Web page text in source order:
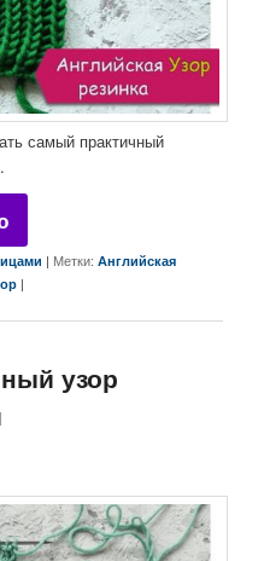
самый практичный
| Метки: Английская
|
узор